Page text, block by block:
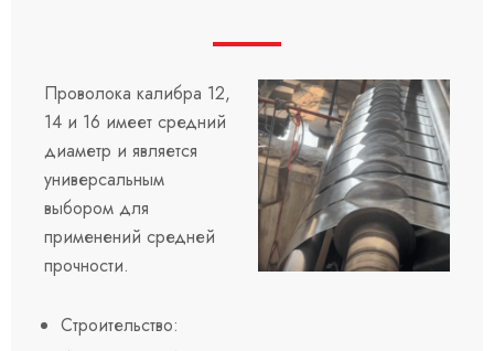
Проволока калибра 12,
14 и 16 имеет средний
диаметр и является
универсальным
выбором для
применений средней
прочности.
Строительство: